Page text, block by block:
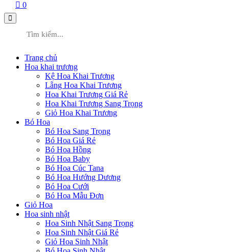
0
Trang chủ
Hoa khai trương
Kệ Hoa Khai Trương
Lẵng Hoa Khai Trương
Hoa Khai Trương Giá Rẻ
Hoa Khai Trương Sang Trọng
Giỏ Hoa Khai Trương
Bó Hoa
Bó Hoa Sang Trọng
Bó Hoa Giá Rẻ
Bó Hoa Hồng
Bó Hoa Baby
Bó Hoa Cúc Tana
Bó Hoa Hướng Dương
Bó Hoa Cưới
Bó Hoa Mẫu Đơn
Giỏ Hoa
Hoa sinh nhật
Hoa Sinh Nhật Sang Trọng
Hoa Sinh Nhật Giá Rẻ
Giỏ Hoa Sinh Nhật